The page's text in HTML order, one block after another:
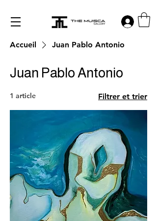
Log in
Accueil Juan Pablo Antonio
Juan Pablo Antonio
1 article Filtrer et trier